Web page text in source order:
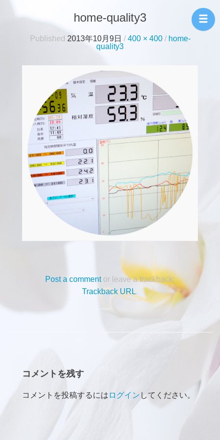
各種こちょうらんhome-quality3
Published 2013年10月9日 / 400 × 400/ home-
quality3
Post a commentor leave a trackback:
Trackback URL.
コメントを残す
コメントを投稿するには ログイン してください。